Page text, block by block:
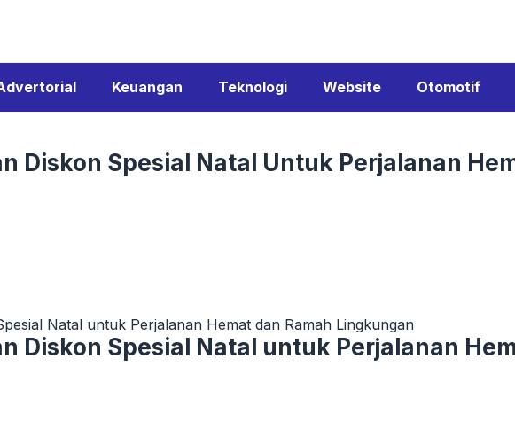
Keuangan Teknologi Website Otomotif
Diskon Spesial Natal Untuk Perjalanan
Natal untuk Perjalanan Hemat dan Ramah Lingkungan
Diskon Spesial Natal untuk Perjalanan